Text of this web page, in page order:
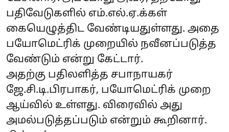
பதிவேடுகளில் எம்.எல்.ஏ.க்கள்
கையெழுத்திட வேண்டியதுள்ளது. அதை
பயோமெட்ரிக் முறையில் நவீனப்படுத்த
வேண்டும் என்று கேட்டார்.
அதற்கு பதிலளித்த சபாநாயகர்
ஜே.சி.டி.பிரபாகர், பயோமெட்ரிக் முறை
ஆய்வில் உள்ளது. விரைவில் அது
அமல்படுத்தப்படும் என்றும் கூறினார்.